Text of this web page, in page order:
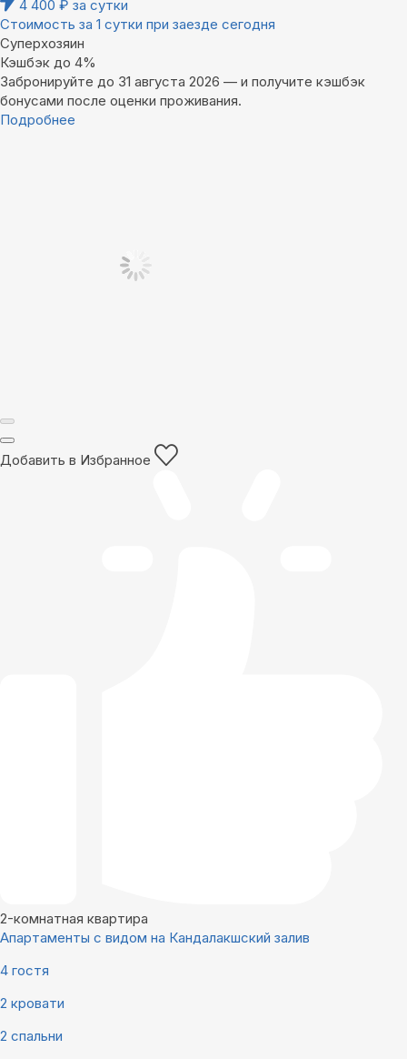
4 400 ₽ за сутки
Стоимость за 1 сутки при заезде сегодня
Суперхозяин
Кэшбэк до 4%
Забронируйте до 31 августа 2026 — и получите кэшбэк
бонусами после оценки проживания.
Подробнее
Добавить в Избранное
2-комнатная квартира
Апартаменты с видом на Кандалакшский залив
4 гостя
2 кровати
2 спальни